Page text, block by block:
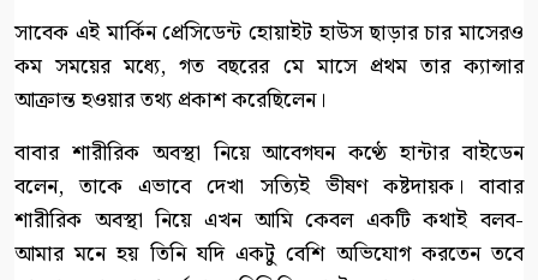
সাবেক এই মার্কিন প্রেসিডেন্ট হোয়াইট হাউস ছাড়ার চার মাসেরও
কম সময়ের মধ্যে, গত বছরের মে মাসে প্রথম তার ক্যান্সার
আক্রান্ত হওয়ার তথ্য প্রকাশ করেছিলেন।
বাবার শারীরিক অবস্থা নিয়ে আবেগঘন কণ্ঠে হান্টার বাইডেন
বলেন, তাকে এভাবে দেখা সত্যিই ভীষণ কষ্টদায়ক। বাবার
শারীরিক অবস্থা নিয়ে এখন আমি কেবল একটি কথাই বলব-
আমার মনে হয় তিনি যদি একটু বেশি অভিযোগ করতেন তবে